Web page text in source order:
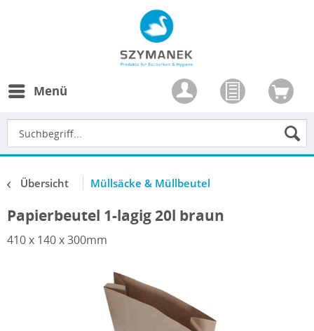
Menü
Übersicht Müllsäcke & Müllbeutel
Papierbeutel 1-lagig 20l braun
410 x 140 x 300mm